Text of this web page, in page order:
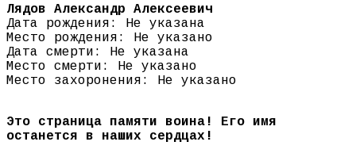
Лядов Александр Алексеевич
Дата рождения: Не указана
Место рождения: Не указано
Дата смерти: Не указана
Место смерти: Не указано
Место захоронения: Не указано
Это страница памяти воина! Его имя
останется в наших сердцах!